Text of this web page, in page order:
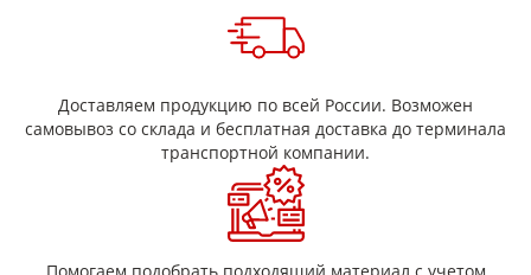
Доставляем продукцию по всей России. Возможен
самовывоз со склада и бесплатная доставка до терминала
транспортной компании.